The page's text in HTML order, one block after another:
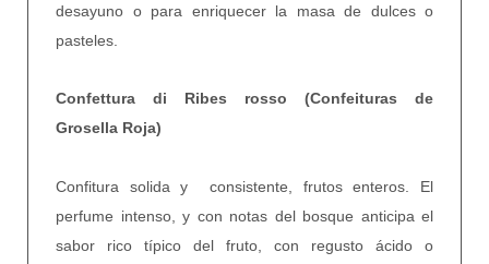
desayuno o para enriquecer la masa de dulces o
pasteles.
Confettura di Ribes rosso (Confeituras de
Grosella Roja)
Confitura solida y consistente, frutos enteros. El
perfume intenso, y con notas del bosque anticipa el
sabor rico típico del fruto, con regusto ácido o